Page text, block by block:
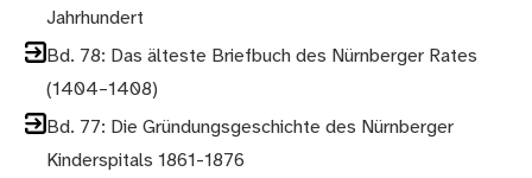
Jahrhundert
Bd. 78: Das älteste Briefbuch des Nürnberger Rates
(1404–1408)
Bd. 77: Die Gründungsgeschichte des Nürnberger
Kinderspitals 1861-1876